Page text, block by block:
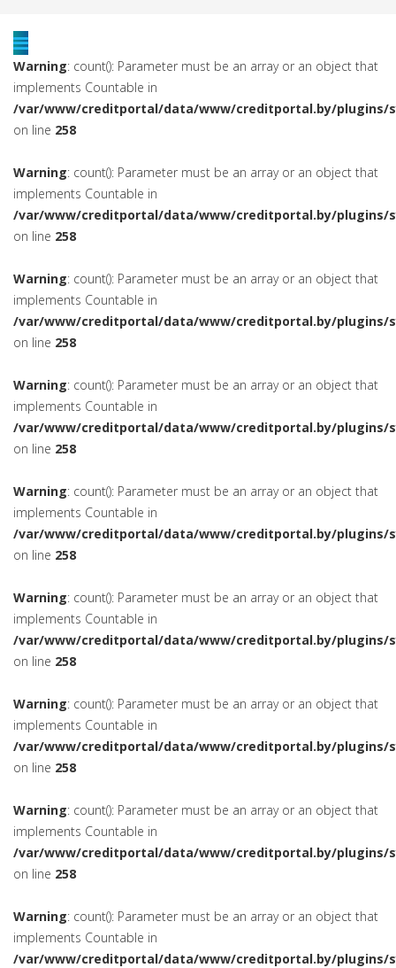
Warning: count(): Parameter must be an array or an object that
implements Countable in
/var/www/creditportal/data/www/creditportal.by/plugins/
on line 258
Warning: count(): Parameter must be an array or an object that
implements Countable in
/var/www/creditportal/data/www/creditportal.by/plugins/
on line 258
Warning: count(): Parameter must be an array or an object that
implements Countable in
/var/www/creditportal/data/www/creditportal.by/plugins/
on line 258
Warning: count(): Parameter must be an array or an object that
implements Countable in
/var/www/creditportal/data/www/creditportal.by/plugins/
on line 258
Warning: count(): Parameter must be an array or an object that
implements Countable in
/var/www/creditportal/data/www/creditportal.by/plugins/
on line 258
Warning: count(): Parameter must be an array or an object that
implements Countable in
/var/www/creditportal/data/www/creditportal.by/plugins/
on line 258
Warning: count(): Parameter must be an array or an object that
implements Countable in
/var/www/creditportal/data/www/creditportal.by/plugins/
on line 258
Warning: count(): Parameter must be an array or an object that
implements Countable in
/var/www/creditportal/data/www/creditportal.by/plugins/
on line 258
Warning: count(): Parameter must be an array or an object that
implements Countable in
/var/www/creditportal/data/www/creditportal.by/plugins/